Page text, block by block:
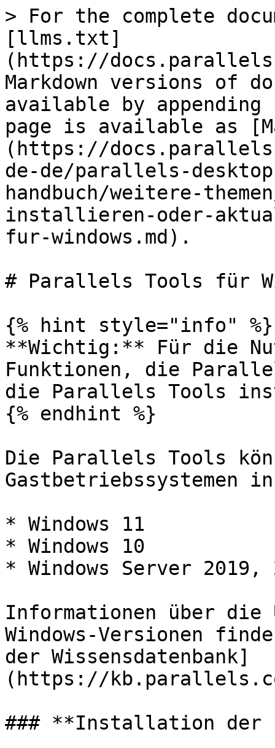
> For the complete
[llms.txt]
(https://
Markdown versions of
available by
page is available as
(https://
de-de/parallels-
handbuch/weitere-
installieren-oder-
fur-windows.md).
# Parallels Tools für
{% hint style="info" %}
**Wichtig:** Für die
Funktionen, die
die Parallels Tools
{% endhint %}
Die Parallels Tools
Gastbetriebssystemen
* Windows 11
* Windows 10
* Windows Server 2019,
Informationen über die
Windows-Versionen
der Wissensdatenbank]
(https://
### **Installation der